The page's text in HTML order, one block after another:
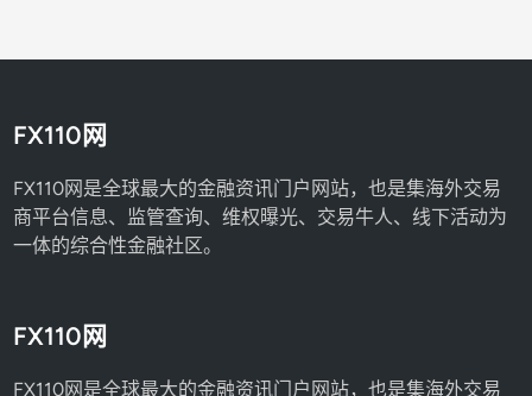
FX110网
FX110网是全球最大的金融资讯门户网站，也是集海外交易
商平台信息、监管查询、维权曝光、交易牛人、线下活动为
一体的综合性金融社区。
FX110网
FX110网是全球最大的金融资讯门户网站，也是集海外交易